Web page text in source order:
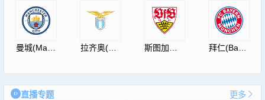
曼城(ManCity) 拉齐奥(S.S.Lazio) 斯图加特(Vfb) 拜仁(Bayern)
直播专题
更多